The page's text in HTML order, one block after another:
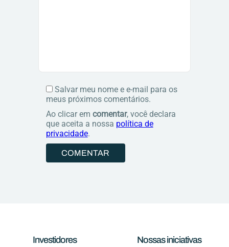
Salvar meu nome e e-mail para os
meus próximos comentários.
Ao clicar em comentar, você declara
que aceita a nossa política de
privacidade.
Investidores Nossas iniciativas